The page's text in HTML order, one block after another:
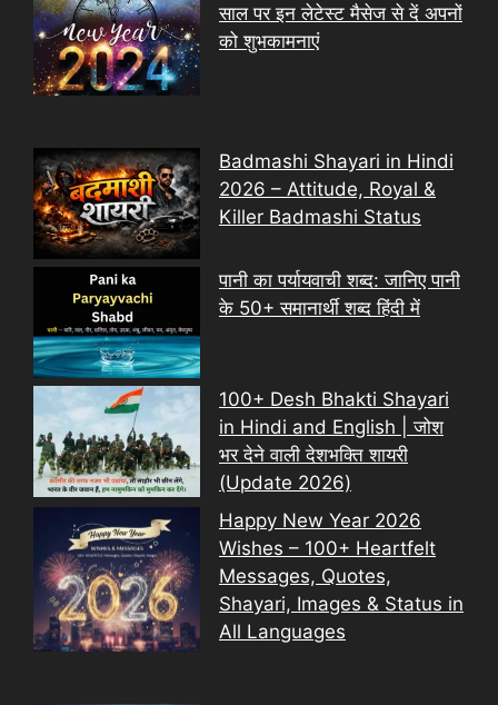
साल पर इन लेटेस्ट मैसेज से दें अपनों
को शुभकामनाएं
Badmashi Shayari in Hindi
2026 – Attitude, Royal &
Killer Badmashi Status
पानी का पर्यायवाची शब्द: जानिए पानी
के 50+ समानार्थी शब्द हिंदी में
100+ Desh Bhakti Shayari
in Hindi and English | जोश
भर देने वाली देशभक्ति शायरी
(Update 2026)
Happy New Year 2026
Wishes – 100+ Heartfelt
Messages, Quotes,
Shayari, Images & Status in
All Languages